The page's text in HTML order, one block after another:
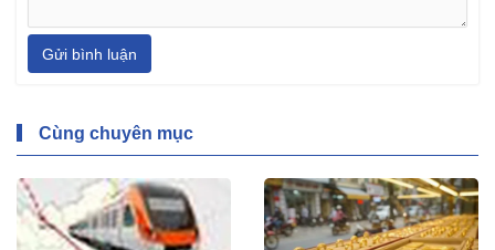
Gửi bình luận
Cùng chuyên mục